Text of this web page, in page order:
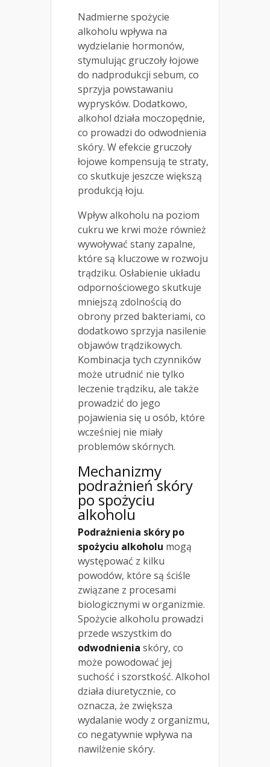
Nadmierne spożycie
alkoholu wpływa na
wydzielanie hormonów,
stymulując gruczoły łojowe
do nadprodukcji sebum, co
sprzyja powstawaniu
wyprysków. Dodatkowo,
alkohol działa moczopędnie,
co prowadzi do odwodnienia
skóry. W efekcie gruczoły
łojowe kompensują te straty,
co skutkuje jeszcze większą
produkcją łoju.
Wpływ alkoholu na poziom
cukru we krwi może również
wywoływać stany zapalne,
które są kluczowe w rozwoju
trądziku. Osłabienie układu
odpornościowego skutkuje
mniejszą zdolnością do
obrony przed bakteriami, co
dodatkowo sprzyja nasilenie
objawów trądzikowych.
Kombinacja tych czynników
może utrudnić nie tylko
leczenie trądziku, ale także
prowadzić do jego
pojawienia się u osób, które
wcześniej nie miały
problemów skórnych.
Mechanizmy
podrażnień skóry
po spożyciu
alkoholu
Podrażnienia skóry po
spożyciu alkoholu mogą
występować z kilku
powodów, które są ściśle
związane z procesami
biologicznymi w organizmie.
Spożycie alkoholu prowadzi
przede wszystkim do
odwodnienia skóry, co
może powodować jej
suchość i szorstkość. Alkohol
działa diuretycznie, co
oznacza, że zwiększa
wydalanie wody z organizmu,
co negatywnie wpływa na
nawilżenie skóry.